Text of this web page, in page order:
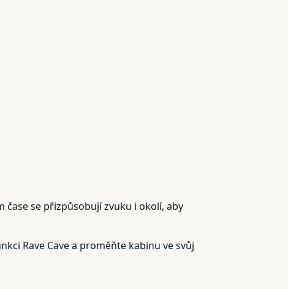
čase se přizpůsobují zvuku i okolí, aby
Rave Cave a proměňte kabinu ve svůj